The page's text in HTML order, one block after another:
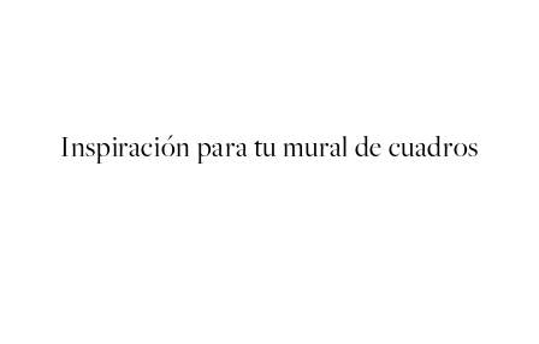
Inspiración para tu mural de cuadros